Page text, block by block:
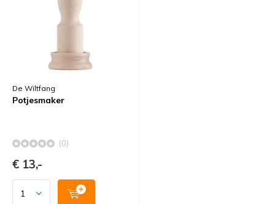
De Wiltfang
Potjesmaker
(0)
€ 13,-